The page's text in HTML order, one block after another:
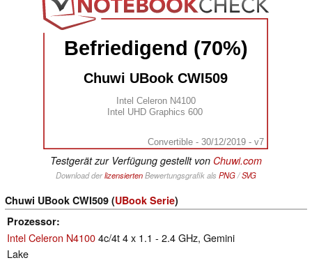
Befriedigend (70%)
Chuwi UBook CWI509
Intel Celeron N4100
Intel UHD Graphics 600
Convertible - 30/12/2019 - v7
Testgerät zur Verfügung gestellt von Chuwi.com
Download derlizensiertenBewertungsgrafik als PNG/SVG
Chuwi UBook CWI509 (UBook Serie)
Prozessor
Intel Celeron N41004c/4t 4 x 1.1 - 2.4 GHz, Gemini
Lake